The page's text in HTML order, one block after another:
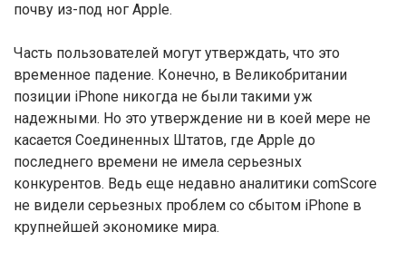
почву из-под ног Apple.
Часть пользователей могут утверждать, что это
временное падение. Конечно, в Великобритании
позиции iPhone никогда не были такими уж
надежными. Но это утверждение ни в коей мере не
касается Соединенных Штатов, где Apple до
последнего времени не имела серьезных
конкурентов. Ведь еще недавно аналитики comScore
не видели серьезных проблем со сбытом iPhone в
крупнейшей экономике мира.